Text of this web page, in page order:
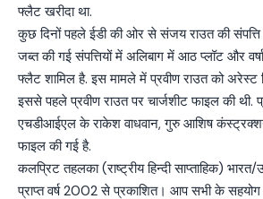
फ्लैट खरीदा था.
कुछ दिनों पहले ईडी की ओर से संजय राउत की संपत्ति
जब्त की गई संपत्तियों में अलिबाग में आठ प्लॉट और
फ्लैट शामिल है. इस मामले में प्रवीण राउत को अरेस्ट
इससे पहले प्रवीण राउत पर चार्जशीट फाइल की थी.
एचडीआईएल के राकेश वाधवान, गुरु आशिष
फाइल की गई है.
कलप्रिट तहलका (राष्ट्रीय हिन्दी साप्ताहिक)
प्राप्त वर्ष 2002 से प्रकाशित। आप सभी के